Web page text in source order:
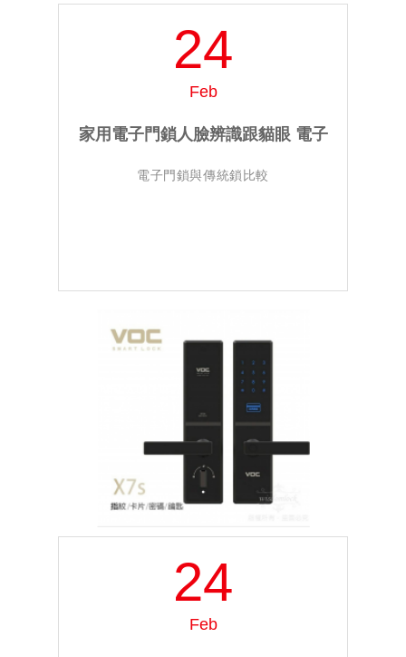
24
Feb
家用電子門鎖人臉辨識跟貓眼 電子
門鎖與傳統鎖的差異性
電子門鎖與傳統鎖比較
24
Feb